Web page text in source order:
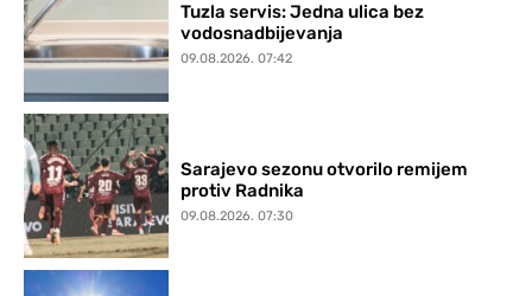
Tuzla servis: Jedna ulica bez
vodosnadbijevanja
09.08.2026. 07:42
Sarajevo sezonu otvorilo remijem
protiv Radnika
09.08.2026. 07:30